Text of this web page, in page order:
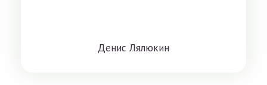
Дeниc Лялюкин